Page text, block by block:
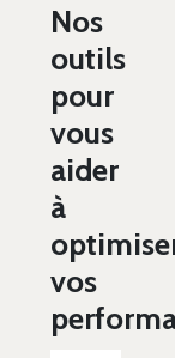
Nos
outils
pour
vous
aider
à
vos